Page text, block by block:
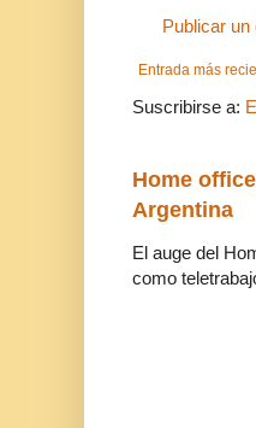
Publicar
Entrada más
Suscribirse a:
Home
Argentina
El auge del
como